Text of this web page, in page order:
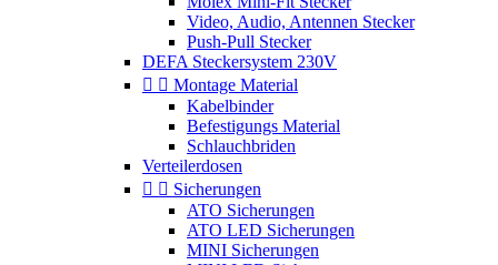
Video, Audio, Antennen Stecker
Push-Pull Stecker
DEFA Steckersystem 230V
  Montage Material
Kabelbinder
Befestigungs Material
Schlauchbriden
Verteilerdosen
  Sicherungen
ATO Sicherungen
ATO LED Sicherungen
MINI Sicherungen